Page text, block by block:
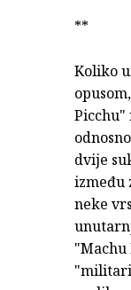
**
Koliko
Picchu"
dvije
između
neke
"Machu